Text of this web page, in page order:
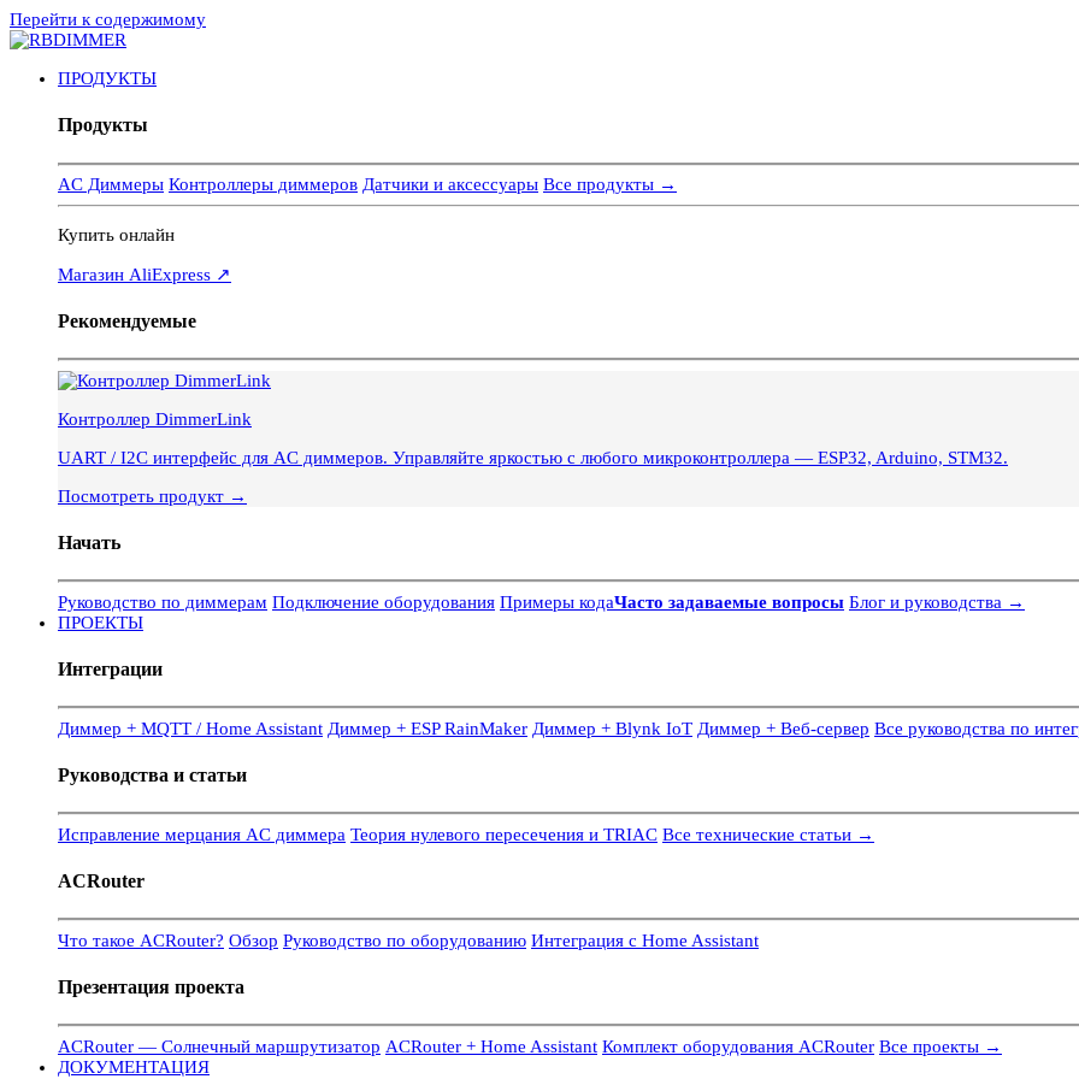
Перейти к содержимому
ПРОДУКТЫ
Продукты
AC Диммеры Контроллеры диммеров Датчики и аксессуары Все продукты →
Купить онлайн
Магазин AliExpress ↗
Рекомендуемые
Контроллер DimmerLink
UART / I2C интерфейс для AC диммеров. Управляйте яркостью с любого микроконтроллера — ESP32, Arduino, STM32.
Посмотреть продукт →
Начать
Руководство по диммерам Подключение оборудования Примеры кодаЧасто задаваемые вопросы Блог и руководства →
ПРОЕКТЫ
Интеграции
Диммер + MQTT / Home Assistant Диммер + ESP RainMaker Диммер + Blynk IoT Диммер + Веб-сервер Все руководства по
Руководства и статьи
Исправление мерцания AC диммера Теория нулевого пересечения и TRIAC Все технические статьи →
ACRouter
Что такое ACRouter? Обзор Руководство по оборудованию Интеграция с Home Assistant
Презентация проекта
ACRouter — Солнечный маршрутизатор ACRouter + Home Assistant Комплект оборудования ACRouter Все проекты →
ДОКУМЕНТАЦИЯ